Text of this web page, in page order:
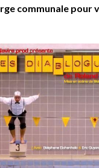
communale pour